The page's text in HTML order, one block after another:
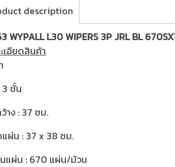
description
WYPALL L30 WIPERS 3P JRL BL
เอียดสินค้า
3 ชั้น
าง : 37 ซม.
ผ่น : 37 x 38 ซม.
แผ่น : 670 แผ่น/ม้วน